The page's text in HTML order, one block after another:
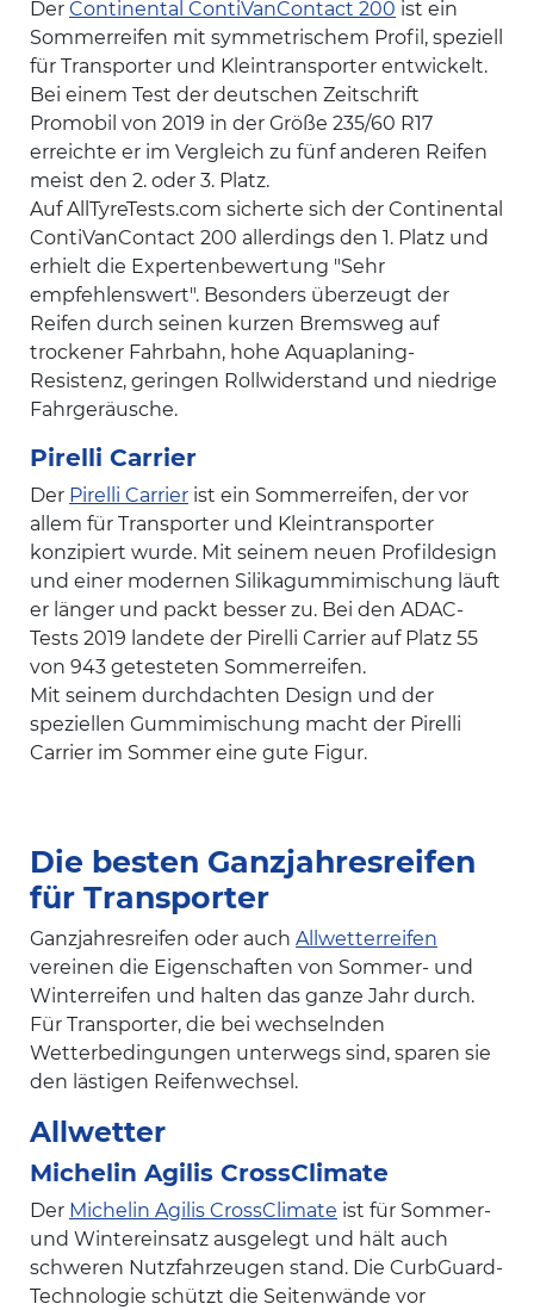
Der Continental ContiVanContact 200 ist ein
Sommerreifen mit symmetrischem Profil, speziell
für Transporter und Kleintransporter entwickelt.
Bei einem Test der deutschen Zeitschrift
Promobil von 2019 in der Größe 235/60 R17
erreichte er im Vergleich zu fünf anderen Reifen
meist den 2. oder 3. Platz.
Auf AllTyreTests.com sicherte sich der Continental
ContiVanContact 200 allerdings den 1. Platz und
erhielt die Expertenbewertung "Sehr
empfehlenswert". Besonders überzeugt der
Reifen durch seinen kurzen Bremsweg auf
trockener Fahrbahn, hohe Aquaplaning-
Resistenz, geringen Rollwiderstand und niedrige
Fahrgeräusche.
Pirelli Carrier
Der Pirelli Carrier ist ein Sommerreifen, der vor
allem für Transporter und Kleintransporter
konzipiert wurde. Mit seinem neuen Profildesign
und einer modernen Silikagummimischung läuft
er länger und packt besser zu. Bei den ADAC-
Tests 2019 landete der Pirelli Carrier auf Platz 55
von 943 getesteten Sommerreifen.
Mit seinem durchdachten Design und der
speziellen Gummimischung macht der Pirelli
Carrier im Sommer eine gute Figur.
Die besten Ganzjahresreifen
für Transporter
Ganzjahresreifen oder auch Allwetterreifen
vereinen die Eigenschaften von Sommer- und
Winterreifen und halten das ganze Jahr durch.
Für Transporter, die bei wechselnden
Wetterbedingungen unterwegs sind, sparen sie
den lästigen Reifenwechsel.
Allwetter
Michelin Agilis CrossClimate
Der Michelin Agilis CrossClimate ist für Sommer-
und Wintereinsatz ausgelegt und hält auch
schweren Nutzfahrzeugen stand. Die CurbGuard-
Technologie schützt die Seitenwände vor